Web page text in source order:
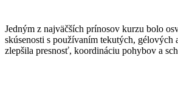
Jedným z najväčších prínosov kurzu bolo
skúsenosti s používaním tekutých,
zlepšila presnosť, koordináciu pohybov a